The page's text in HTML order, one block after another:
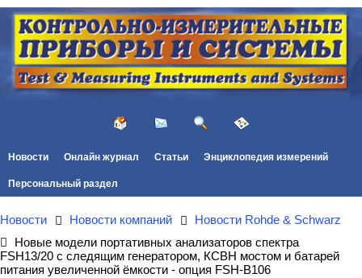
Новости Онлайн журнал Статьи Энциклопедия измерений
Персональный раздел
Новости Новости компаний
Новости Rohde & Schwarz
Новые модели портативных анализаторов спектра
FSH13/20 с следящим генератором, КСВН мостом и батарей
питания увеличенной ёмкости - опция FSH-B106